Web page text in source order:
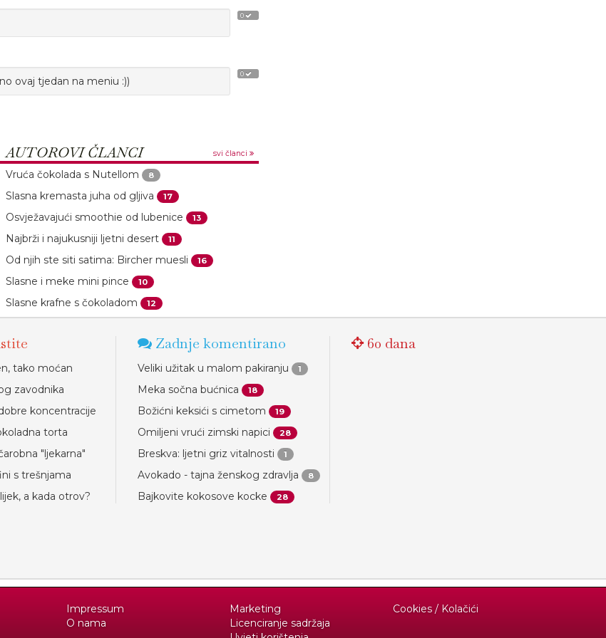
0
0
ovaj tjedan na meniu :))
AUTOROVI ČLANCI svi članci
Vruća čokolada s Nutellom 8
Slasna kremasta juha od gljiva 17
Osvježavajući smoothie od lubenice 13
Najbrži i najukusniji ljetni desert 11
Od njih ste siti satima: Bircher muesli 16
Slasne i meke mini pince 10
Slasne krafne s čokoladom 12
tako moćan
zavodnika
koncentracije
torta
"ljekarna"
s trešnjama
a kada otrov?
Zadnje komentirano
Veliki užitak u malom pakiranju 1
Meka sočna bućnica 18
Božićni keksići s cimetom 19
Omiljeni vrući zimski napici 28
Breskva: ljetni griz vitalnosti 1
Avokado - tajna ženskog zdravlja 8
Bajkovite kokosove kocke 28
60 dana
Impressum
O nama
Marketing
Licenciranje sadržaja
Cookies / Kolačići